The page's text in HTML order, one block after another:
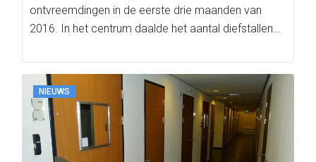
ontvreemdingen in de eerste drie maanden van
2016. In het centrum daalde het aantal diefstallen…
NIEUWS